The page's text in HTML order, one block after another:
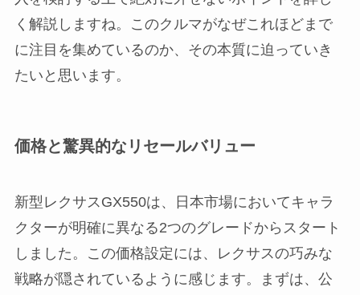
く解説しますね。このクルマがなぜこれほどまで
に注目を集めているのか、その本質に迫っていき
たいと思います。
価格と驚異的なリセールバリュー
新型レクサスGX550は、日本市場においてキャラ
クターが明確に異なる2つのグレードからスタート
しました。この価格設定には、レクサスの巧みな
戦略が隠されているように感じます。まずは、公